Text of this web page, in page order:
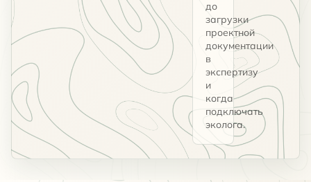
до
загрузки
проектной
документации
в
экспертизу
и
когда
подключать
эколога.